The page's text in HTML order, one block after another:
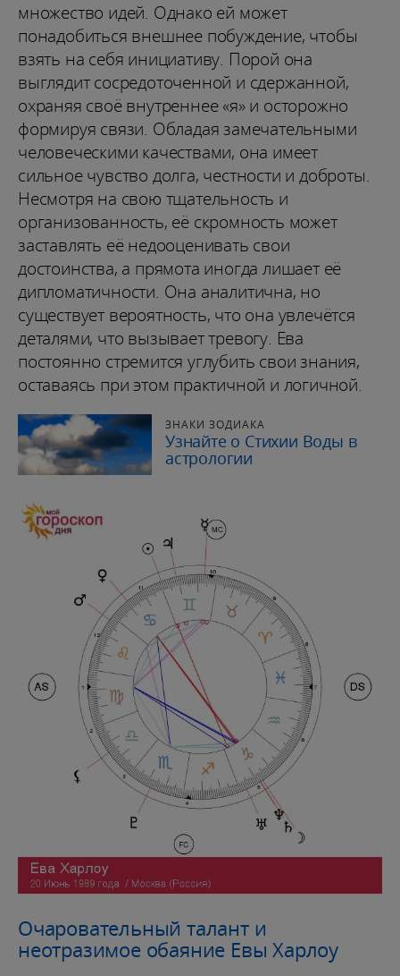
множество идей. Однако ей может
понадобиться внешнее побуждение, чтобы
взять на себя инициативу. Порой она
выглядит сосредоточенной и сдержанной,
охраняя своё внутреннее «я» и осторожно
формируя связи. Обладая замечательными
человеческими качествами, она имеет
сильное чувство долга, честности и доброты.
Несмотря на свою тщательность и
организованность, её скромность может
заставлять её недооценивать свои
достоинства, а прямота иногда лишает её
дипломатичности. Она аналитична, но
существует вероятность, что она увлечётся
деталями, что вызывает тревогу. Ева
постоянно стремится углубить свои знания,
оставаясь при этом практичной и логичной.
ЗНАКИ ЗОДИАКА
Узнайте о Стихии Воды в
астрологии
Очаровательный талант и
неотразимое обаяние Евы Харлоу